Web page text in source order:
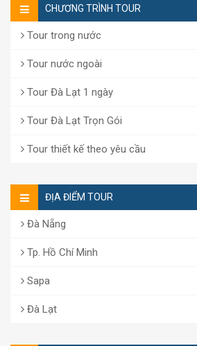
CHƯƠNG TRÌNH TOUR
Tour trong nước
Tour nước ngoài
Tour Đà Lạt 1 ngày
Tour Đà Lạt Trọn Gói
Tour thiết kế theo yêu cầu
ĐỊA ĐIỂM TOUR
Đà Nẵng
Tp. Hồ Chí Minh
Sapa
Đà Lạt